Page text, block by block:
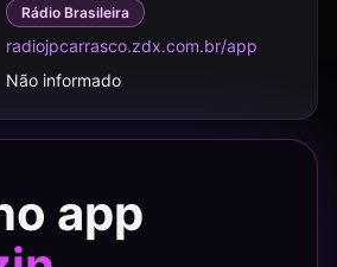
Rádio Brasileira
radiojpcarrasco.zdx.com.br/app
Não informado
app